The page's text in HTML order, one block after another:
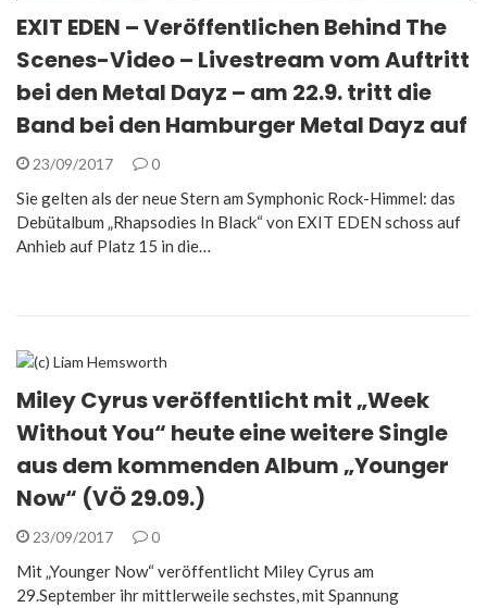
EXIT EDEN – Veröffentlichen Behind The
Scenes-Video – Livestream vom Auftritt
bei den Metal Dayz – am 22.9. tritt die
Band bei den Hamburger Metal Dayz auf
23/09/2017 0
Sie gelten als der neue Stern am Symphonic Rock-Himmel: das
Debütalbum „Rhapsodies In Black“ von EXIT EDEN schoss auf
Anhieb auf Platz 15 in die…
Miley Cyrus veröffentlicht mit „Week
Without You“ heute eine weitere Single
aus dem kommenden Album „Younger
Now“ (VÖ 29.09.)
23/09/2017 0
Mit „Younger Now“ veröffentlicht Miley Cyrus am
29.September ihr mittlerweile sechstes, mit Spannung